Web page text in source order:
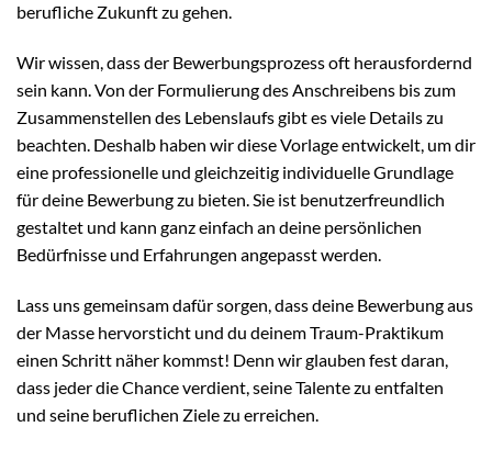
berufliche Zukunft zu gehen.
Wir wissen, dass der Bewerbungsprozess oft herausfordernd
sein kann. Von der Formulierung des Anschreibens bis zum
Zusammenstellen des Lebenslaufs gibt es viele Details zu
beachten. Deshalb haben wir diese Vorlage entwickelt, um dir
eine professionelle und gleichzeitig individuelle Grundlage
für deine Bewerbung zu bieten. Sie ist benutzerfreundlich
gestaltet und kann ganz einfach an deine persönlichen
Bedürfnisse und Erfahrungen angepasst werden.
Lass uns gemeinsam dafür sorgen, dass deine Bewerbung aus
der Masse hervorsticht und du deinem Traum-Praktikum
einen Schritt näher kommst! Denn wir glauben fest daran,
dass jeder die Chance verdient, seine Talente zu entfalten
und seine beruflichen Ziele zu erreichen.